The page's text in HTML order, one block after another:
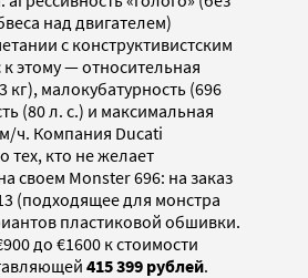
над двигателем)
с конструктивистским
этому — относительная
кг), малокубатурность (696
(80 л. с.) и максимальная
ч. Компания Ducati
тех, кто не желает
своем Monster 696: на заказ
(подходящее для монстра
пластиковой обшивки.
до €1600 к стоимости
415 399 рублей.